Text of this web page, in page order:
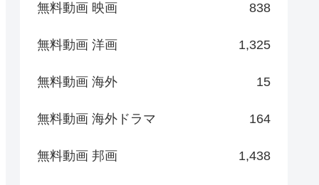
無料動画 映画 838
無料動画 洋画 1,325
無料動画 海外 15
無料動画 海外ドラマ 164
無料動画 邦画 1,438